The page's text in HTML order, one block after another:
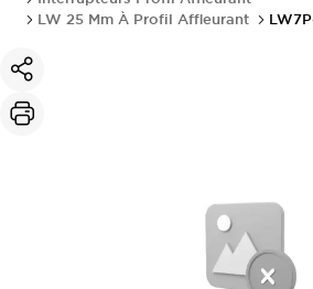
LW 25 Mm À Profil Affleurant